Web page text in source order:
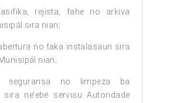
rejista, fahe no arkiva
sira nian;
no taka instalasaun sira
nian;
seguransa no limpeza ba
sira ne’ebé servisu Autoridade